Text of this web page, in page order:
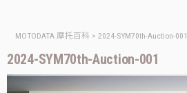
MOTODATA 摩托百科 > 2024-SYM70th-Auction-001
2024-SYM70th-Auction-001